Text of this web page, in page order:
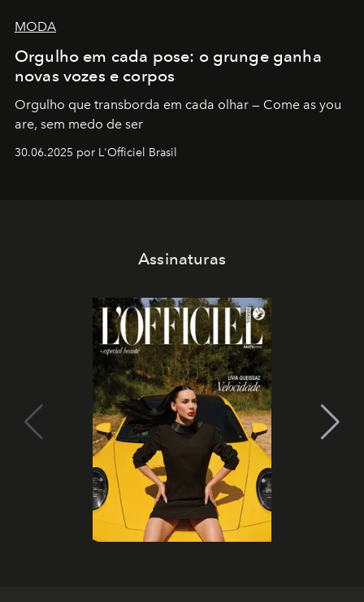
MODA
Orgulho em cada pose: o grunge ganha
novas vozes e corpos
Orgulho que transborda em cada olhar — Come as you
are, sem medo de ser
30.06.2025 por L'Officiel Brasil
Assinaturas